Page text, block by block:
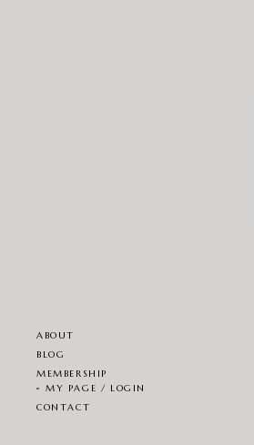
ABOUT
BLOG
MEMBERSHIP
MY PAGE / LOGIN
CONTACT